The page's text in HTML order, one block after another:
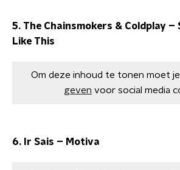
5. The Chainsmokers & Coldplay
Like This
Om deze inhoud te tonen moet je
geven voor social media
6. Ir Sais – Motiva